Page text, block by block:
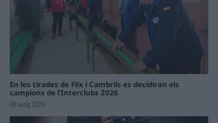
En les tirades de Flix i Cambrils es decidiran els
campions de l’Interclubs 2026
08 maig 2026